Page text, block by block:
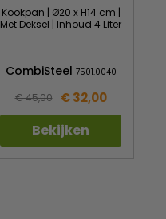
Kookpan | Ø20 x H14 cm |
Met Deksel | Inhoud 4 Liter
CombiSteel 7501.0040
€ 45,00 € 32,00
Bekijken